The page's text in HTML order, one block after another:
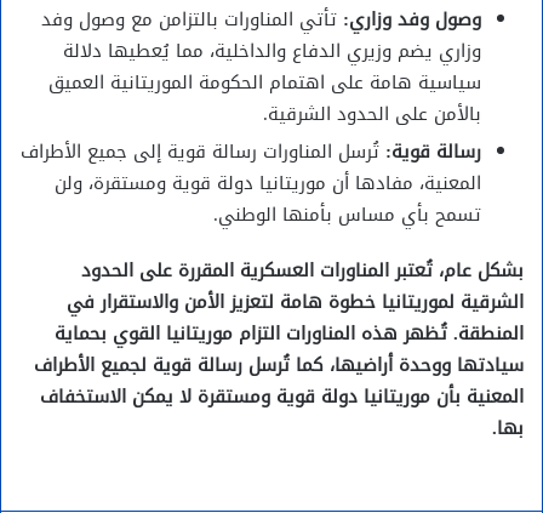
وصول وفد وزاري: تأتي المناورات بالتزامن مع وصول وفد
وزاري يضم وزيري الدفاع والداخلية، مما يُعطيها دلالة
سياسية هامة على اهتمام الحكومة الموريتانية العميق
بالأمن على الحدود الشرقية.
رسالة قوية: تُرسل المناورات رسالة قوية إلى جميع الأطراف
المعنية، مفادها أن موريتانيا دولة قوية ومستقرة، ولن
تسمح بأي مساس بأمنها الوطني.
بشكل عام، تُعتبر المناورات العسكرية المقررة على الحدود
الشرقية لموريتانيا خطوة هامة لتعزيز الأمن والاستقرار في
المنطقة. تُظهر هذه المناورات التزام موريتانيا القوي بحماية
سيادتها ووحدة أراضيها، كما تُرسل رسالة قوية لجميع الأطراف
المعنية بأن موريتانيا دولة قوية ومستقرة لا يمكن الاستخفاف
بها.